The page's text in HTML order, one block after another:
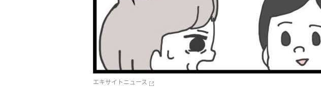
エキサイトニュース